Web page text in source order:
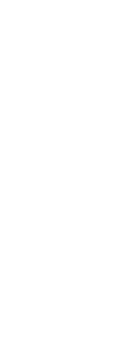
La selección de
Noruega en los
disputará en el
también a dos
del Real Madrid,